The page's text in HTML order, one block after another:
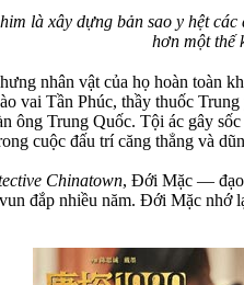
là xây dựng bản sao y hệt
hơn một thế
nhân vật của họ hoàn toàn
Tần Phúc, thầy thuốc
ông Trung Quốc. Tội ác gây
cuộc đấu trí căng thẳng và
Chinatown, Đới Mặc — đạo
đắp nhiều năm. Đới Mặc